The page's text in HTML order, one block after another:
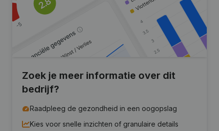
Zoek je meer informatie over dit
bedrijf?
Raadpleeg de gezondheid in een oogopslag
Kies voor snelle inzichten of granulaire details